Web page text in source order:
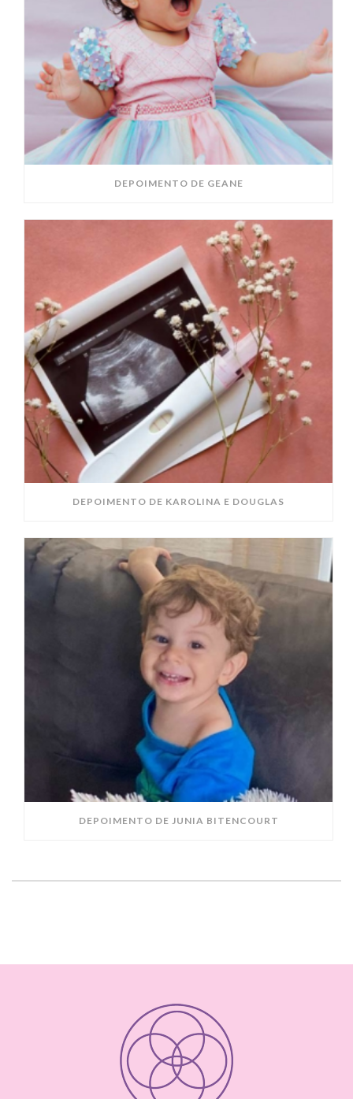
DEPOIMENTO DE GEANE
DEPOIMENTO DE KAROLINA E DOUGLAS
DEPOIMENTO DE JUNIA BITENCOURT